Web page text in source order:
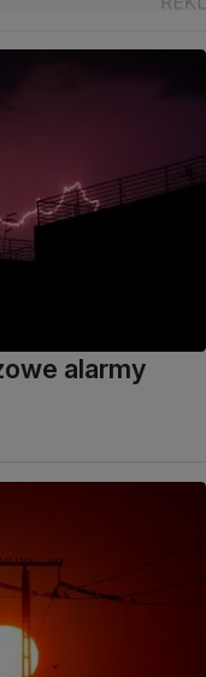
alarmy